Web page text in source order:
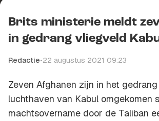
Brits ministerie meldt
in gedrang vliegveld
Redactie•22 augustus 2021 09:23
Zeven Afghanen zijn in het
luchthaven van Kabul omgekomen
machtsovername door de Taliban